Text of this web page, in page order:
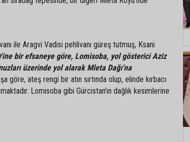
ile Aragvi Vadisi pehlivanı güreş tutmuş, Ksani
bir efsaneye göre, Lomisoba, yol gösterici Aziz
üzerinde yol alarak Mleta Dağı'na
göre, ateş rengi bir atın sırtında olup, elinde kırbacı
Lomisoba gibi Gürcistan'ın dağlık kesimlerine